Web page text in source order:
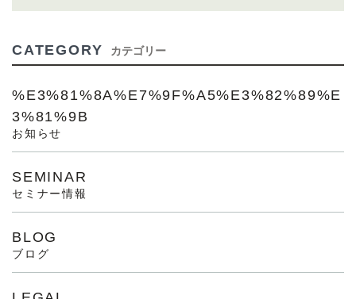
CATEGORY カテゴリー
%E3%81%8A%E7%9F%A5%E3%82%89%E
3%81%9B
お知らせ
SEMINAR
セミナー情報
BLOG
ブログ